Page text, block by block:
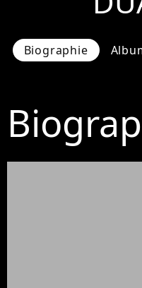
Biographie